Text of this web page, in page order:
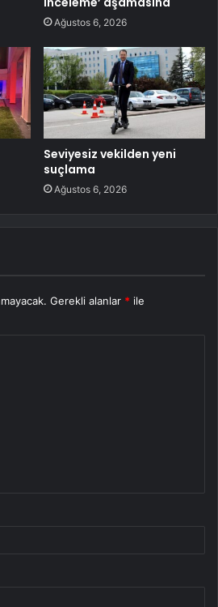
Ağustos 6, 2026
Seviyesiz vekilden yeni
suçlama
Ağustos 6, 2026
Gerekli alanlar * ile